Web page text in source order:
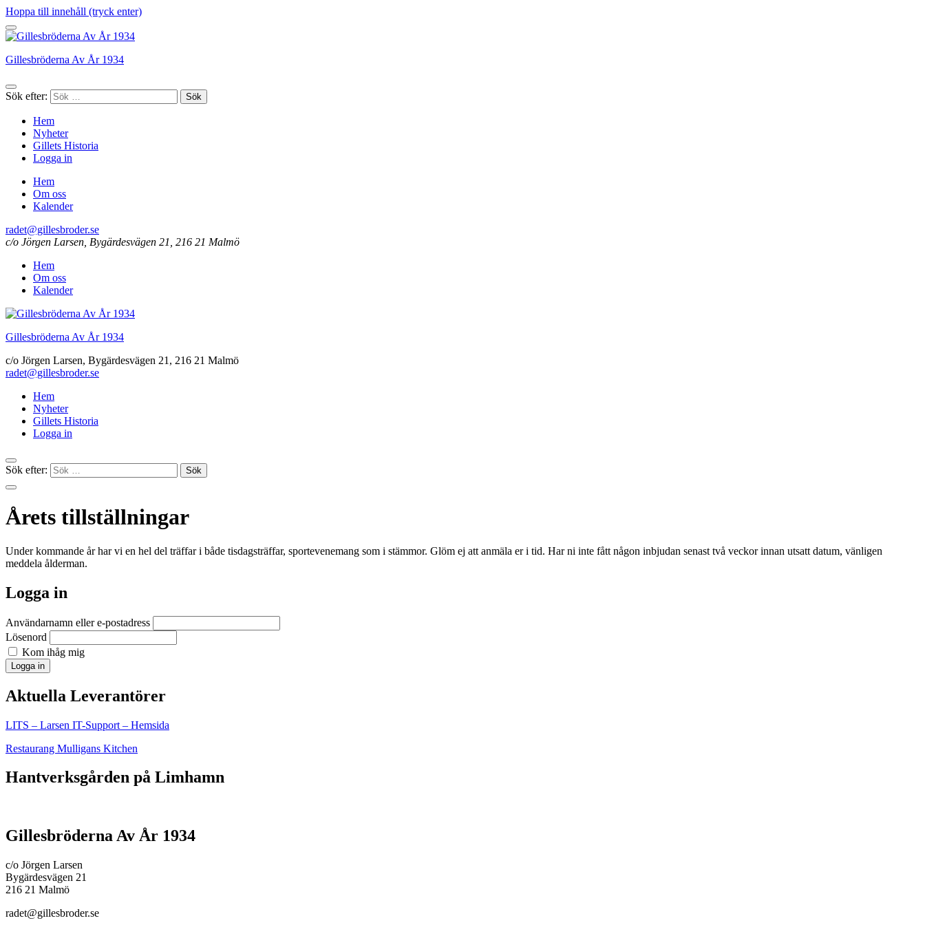
Hoppa till innehåll (tryck enter)
Gillesbröderna Av År 1934
Sök efter:
Hem
Nyheter
Gillets Historia
Logga in
Hem
Om oss
Kalender
radet@gillesbroder.se
c/o Jörgen Larsen, Bygärdesvägen 21, 216 21 Malmö
Hem
Om oss
Kalender
Gillesbröderna Av År 1934
c/o Jörgen Larsen, Bygärdesvägen 21, 216 21 Malmö
radet@gillesbroder.se
Hem
Nyheter
Gillets Historia
Logga in
Sök efter:
Årets tillställningar
Under kommande år har vi en hel del träffar i både tisdagsträffar, sportevenemang som i stämmor. Glöm ej att anmäla er i tid. Har ni inte fått någon inbjudan senast två veckor innan utsatt datum, vänligen
meddela ålderman.
Logga in
Användarnamn eller e-postadress
Lösenord
Kom ihåg mig
Logga in
Aktuella Leverantörer
LITS – Larsen IT-Support – Hemsida
Restaurang Mulligans Kitchen
Hantverksgården på Limhamn
Gillesbröderna Av År 1934
c/o Jörgen Larsen
Bygärdesvägen 21
216 21 Malmö
radet@gillesbroder.se